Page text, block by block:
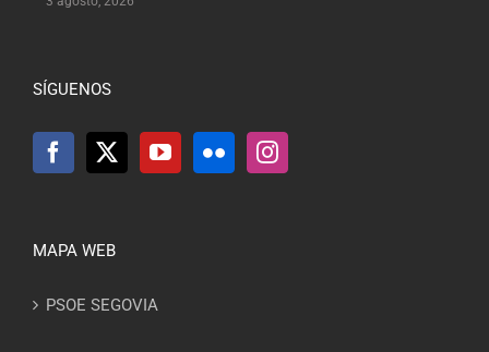
SÍGUENOS
MAPA WEB
PSOE SEGOVIA